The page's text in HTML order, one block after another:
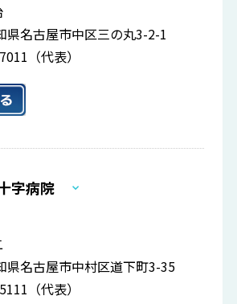
県名古屋市中区三の丸3-2-1
（代表）
字病院
県名古屋市中村区道下町3-35
（代表）